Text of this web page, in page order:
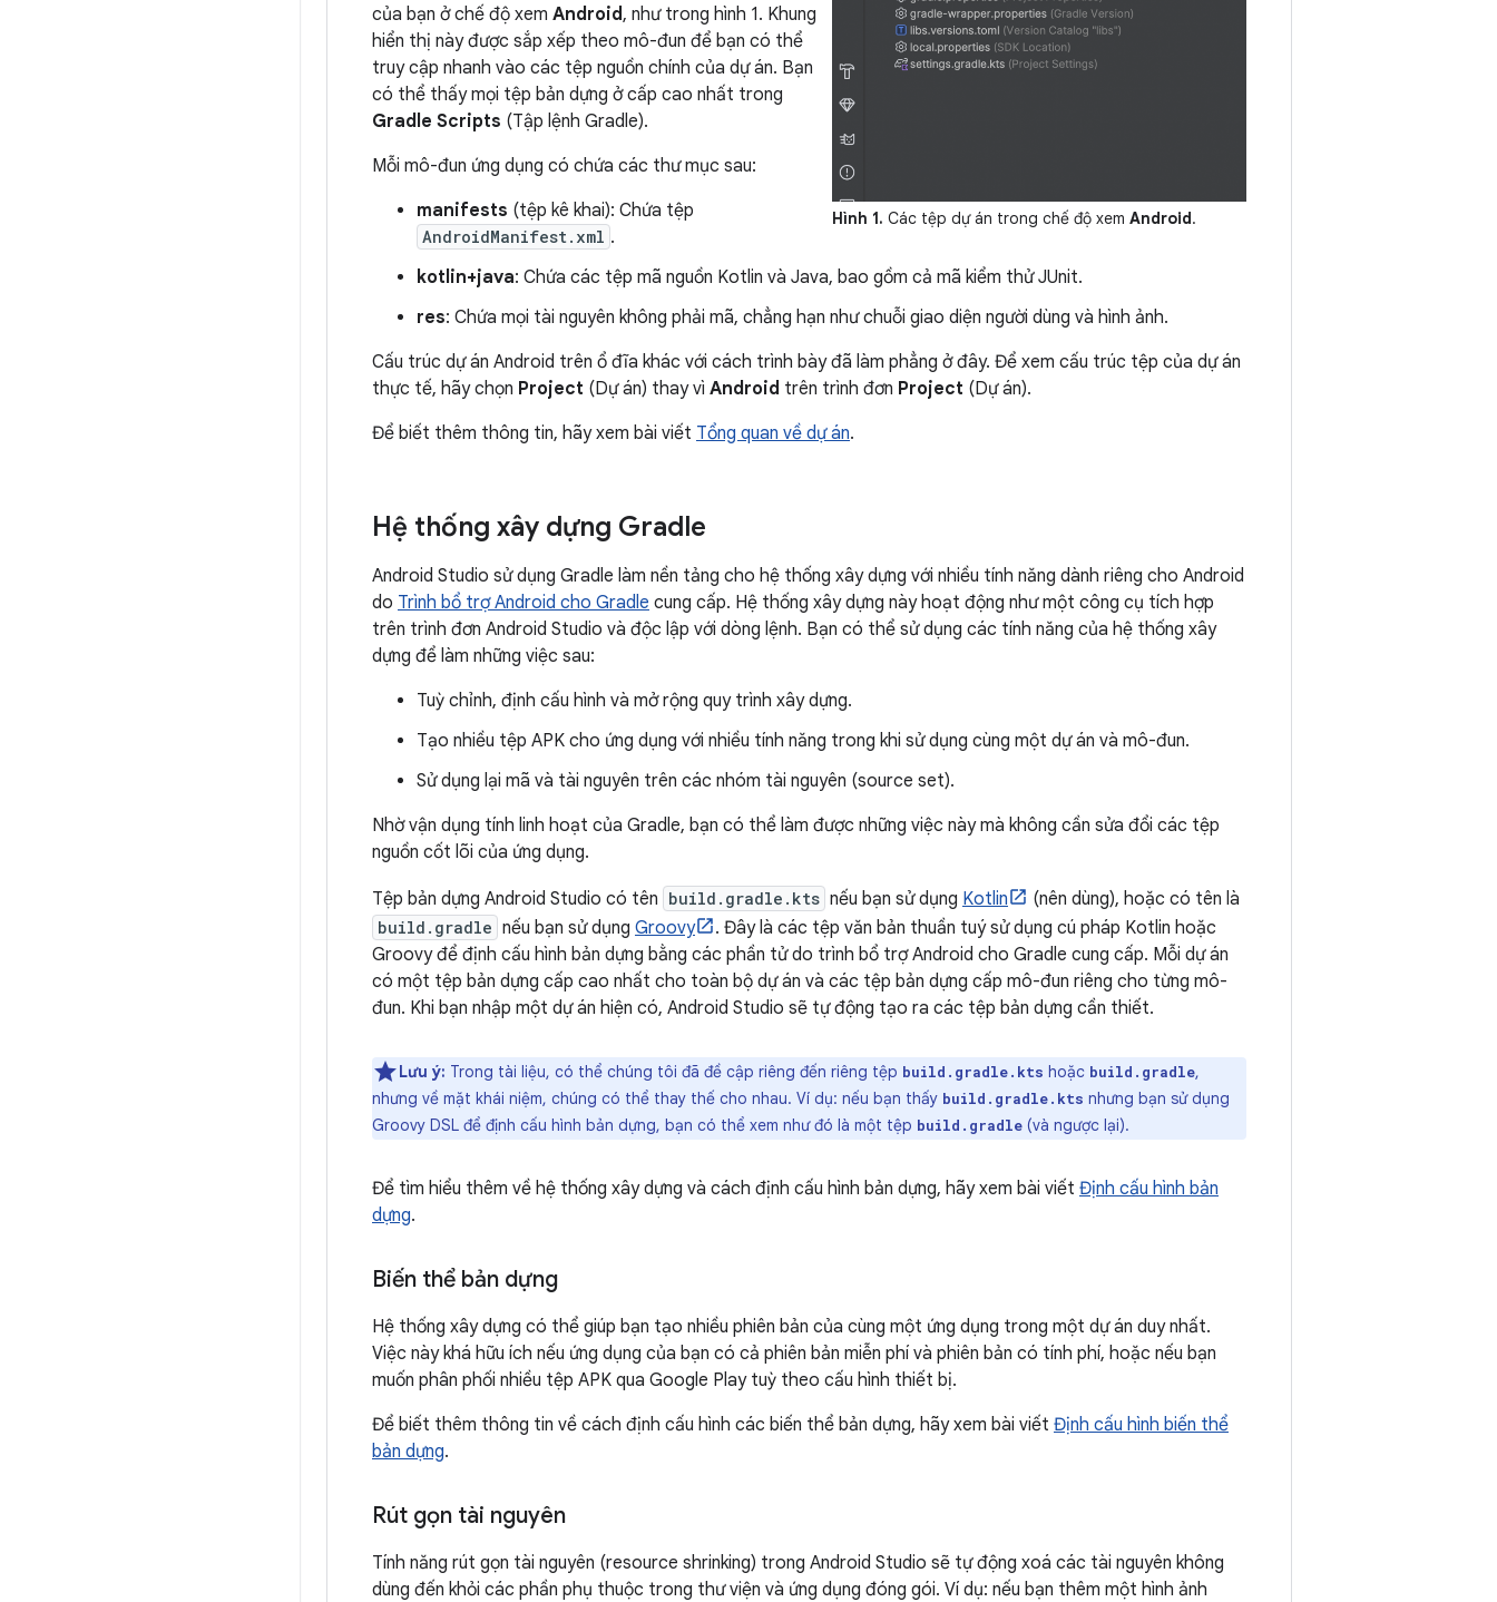
Hình 1. Các tệp dự án trong chế độ xem Android.
của bạn ở chế độ xem Android, như trong hình 1. Khung
hiển thị này được sắp xếp theo mô-đun để bạn có thể
truy cập nhanh vào các tệp nguồn chính của dự án. Bạn
có thể thấy mọi tệp bản dựng ở cấp cao nhất trong
Gradle Scripts (Tập lệnh Gradle).
Mỗi mô-đun ứng dụng có chứa các thư mục sau:
manifests (tệp kê khai): Chứa tệp
AndroidManifest.xml .
kotlin+java: Chứa các tệp mã nguồn Kotlin và Java, bao gồm cả mã kiểm thử JUnit.
res: Chứa mọi tài nguyên không phải mã, chẳng hạn như chuỗi giao diện người dùng và hình ảnh.
Cấu trúc dự án Android trên ổ đĩa khác với cách trình bày đã làm phẳng ở đây. Để xem cấu trúc tệp của dự án
thực tế, hãy chọn Project (Dự án) thay vì Android trên trình đơn Project (Dự án).
Để biết thêm thông tin, hãy xem bài viết Tổng quan về dự án.
Hệ thống xây dựng Gradle
Android Studio sử dụng Gradle làm nền tảng cho hệ thống xây dựng với nhiều tính năng dành riêng cho Android
do Trình bổ trợ Android cho Gradle cung cấp. Hệ thống xây dựng này hoạt động như một công cụ tích hợp
trên trình đơn Android Studio và độc lập với dòng lệnh. Bạn có thể sử dụng các tính năng của hệ thống xây
dựng để làm những việc sau:
Tuỳ chỉnh, định cấu hình và mở rộng quy trình xây dựng.
Tạo nhiều tệp APK cho ứng dụng với nhiều tính năng trong khi sử dụng cùng một dự án và mô-đun.
Sử dụng lại mã và tài nguyên trên các nhóm tài nguyên (source set).
Nhờ vận dụng tính linh hoạt của Gradle, bạn có thể làm được những việc này mà không cần sửa đổi các tệp
nguồn cốt lõi của ứng dụng.
Tệp bản dựng Android Studio có tên build.gradle.kts nếu bạn sử dụng Kotlin (nên dùng), hoặc có tên là
build.gradle nếu bạn sử dụng Groovy
. Đây là các tệp văn bản thuần tuý sử dụng cú pháp Kotlin hoặc
Groovy để định cấu hình bản dựng bằng các phần tử do trình bổ trợ Android cho Gradle cung cấp. Mỗi dự án
có một tệp bản dựng cấp cao nhất cho toàn bộ dự án và các tệp bản dựng cấp mô-đun riêng cho từng mô-
đun. Khi bạn nhập một dự án hiện có, Android Studio sẽ tự động tạo ra các tệp bản dựng cần thiết.
Lưu ý: Trong tài liệu, có thể chúng tôi đã đề cập riêng đến riêng tệp build.gradle.kts hoặc build.gradle,
nhưng về mặt khái niệm, chúng có thể thay thế cho nhau. Ví dụ: nếu bạn thấy build.gradle.kts nhưng bạn sử dụng
Groovy DSL để định cấu hình bản dựng, bạn có thể xem như đó là một tệp build.gradle (và ngược lại).
Để tìm hiểu thêm về hệ thống xây dựng và cách định cấu hình bản dựng, hãy xem bài viết Định cấu hình bản
dựng.
Biến thể bản dựng
Hệ thống xây dựng có thể giúp bạn tạo nhiều phiên bản của cùng một ứng dụng trong một dự án duy nhất.
Việc này khá hữu ích nếu ứng dụng của bạn có cả phiên bản miễn phí và phiên bản có tính phí, hoặc nếu bạn
muốn phân phối nhiều tệp APK qua Google Play tuỳ theo cấu hình thiết bị.
Để biết thêm thông tin về cách định cấu hình các biến thể bản dựng, hãy xem bài viết Định cấu hình biến thể
bản dựng.
Rút gọn tài nguyên
Tính năng rút gọn tài nguyên (resource shrinking) trong Android Studio sẽ tự động xoá các tài nguyên không
dùng đến khỏi các phần phụ thuộc trong thư viện và ứng dụng đóng gói. Ví dụ: nếu bạn thêm một hình ảnh